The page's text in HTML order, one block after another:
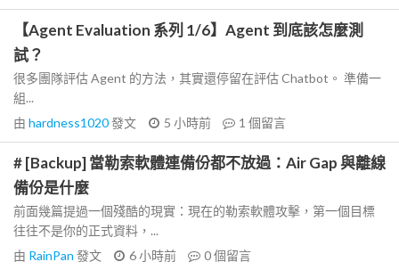
【Agent Evaluation 系列 1/6】Agent 到底該怎麼測
試？
很多團隊評估 Agent 的方法，其實還停留在評估 Chatbot。 準備一
組...
由 hardness1020發文 5 小時前 1 個留言
# [Backup] 當勒索軟體連備份都不放過：Air Gap 與離線
備份是什麼
前面幾篇提過一個殘酷的現實：現在的勒索軟體攻擊，第一個目標
往往不是你的正式資料，...
由 RainPan 發文 6 小時前 0個留言